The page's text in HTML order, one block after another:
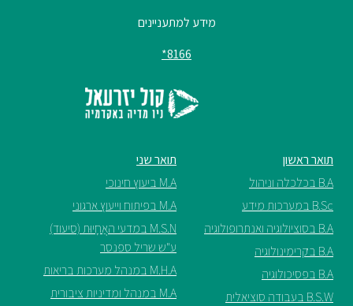
מידע למתעניינים
8166*
תואר ראשון
B.A בכלכלה וניהול
B.Sc במערכות מידע
B.A בסוציולוגיה ואנתרופולוגיה
B.A בקרימינולוגיה
B.A בפסיכולוגיה
B.S.W בעבודה סוציאלית
תואר שני
M.A ביעוץ חינוכי
M.A בפיתוח וייעוץ ארגוני
M.S.N במדעי האֲחָיוּת (סיעוד)
ע"ש שריל ספנסר
M.H.A במנהל מערכות בריאות
M.A במנהל ומדיניות ציבורית